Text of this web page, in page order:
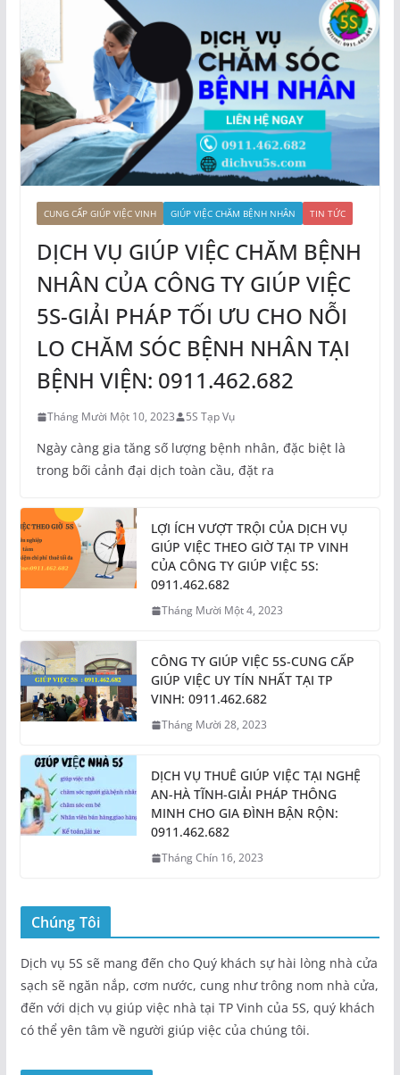
CUNG CẤP GIÚP VIỆC VINH GIÚP VIỆC CHĂM BỆNH NHÂN TIN TỨC
DỊCH VỤ GIÚP VIỆC CHĂM BỆNH
NHÂN CỦA CÔNG TY GIÚP VIỆC
5S-GIẢI PHÁP TỐI ƯU CHO NỖI
LO CHĂM SÓC BỆNH NHÂN TẠI
BỆNH VIỆN: 0911.462.682
Tháng Mười Một 10, 2023 5S Tạp Vụ
Ngày càng gia tăng số lượng bệnh nhân, đặc biệt là
trong bối cảnh đại dịch toàn cầu, đặt ra
LỢI ÍCH VƯỢT TRỘI CỦA DỊCH VỤ
GIÚP VIỆC THEO GIỜ TẠI TP VINH
CỦA CÔNG TY GIÚP VIỆC 5S:
0911.462.682
Tháng Mười Một 4, 2023
CÔNG TY GIÚP VIỆC 5S-CUNG CẤP
GIÚP VIỆC UY TÍN NHẤT TẠI TP
VINH: 0911.462.682
Tháng Mười 28, 2023
DỊCH VỤ THUÊ GIÚP VIỆC TẠI NGHỆ
AN-HÀ TĨNH-GIẢI PHÁP THÔNG
MINH CHO GIA ĐÌNH BẬN RỘN:
0911.462.682
Tháng Chín 16, 2023
Chúng Tôi
Dịch vụ 5S sẽ mang đến cho Quý khách sự hài lòng nhà cửa
sạch sẽ ngăn nắp, cơm nước, cung như trông nom nhà cửa,
đến với dịch vụ giúp việc nhà tại TP Vinh của 5S, quý khách
có thể yên tâm về người giúp việc của chúng tôi.